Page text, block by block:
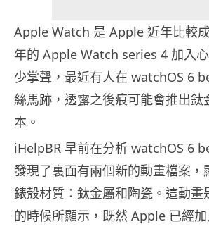
Apple Watch 是 Apple 近年比較
年的 Apple Watch series 4 加入
少掌聲，最近有人在 watchOS 6
絲馬跡，透露之後痕可能會推出鈦
本。
iHelpBR 早前在分析 watchOS 6
發現了裏面有兩個新的動畫檔案，
錶殼材質：鈦金屬和陶瓷。這動畫
的時候所顯示，既然 Apple 已經加